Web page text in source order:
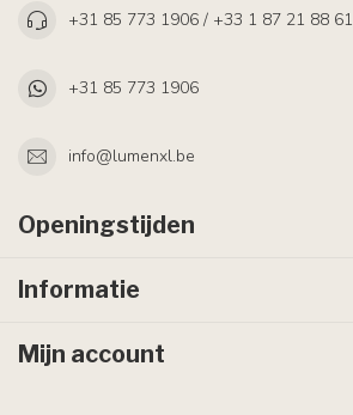
+31 85 773 1906 / +33 1 87 21 88 61
+31 85 773 1906
info@lumenxl.be
Openingstijden
Informatie
Mijn account